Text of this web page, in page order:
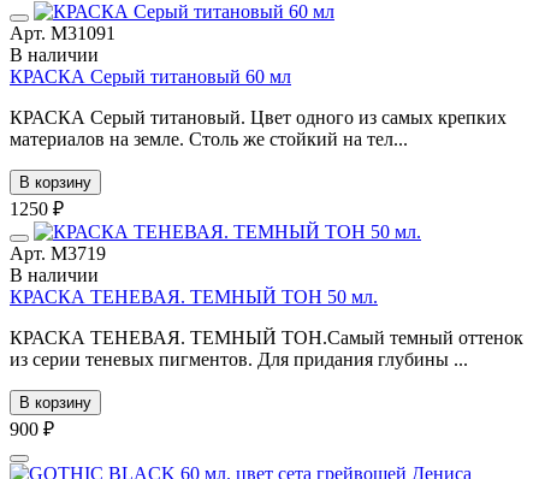
Арт. М31091
В наличии
КРАСКА Серый титановый 60 мл
КРАСКА Серый титановый. Цвет одного из самых крепких
материалов на земле. Столь же стойкий на тел...
В корзину
1250 ₽
Арт. М3719
В наличии
КРАСКА ТЕНЕВАЯ. ТЕМНЫЙ ТОН 50 мл.
КРАСКА ТЕНЕВАЯ. ТЕМНЫЙ ТОН.Самый темный оттенок
из серии теневых пигментов. Для придания глубины ...
В корзину
900 ₽